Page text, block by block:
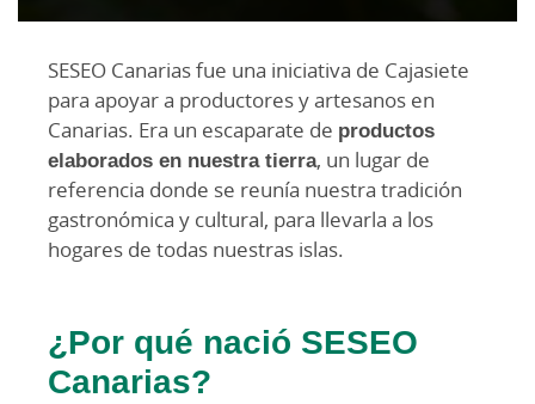
SESEO Canarias fue una iniciativa de Cajasiete
para apoyar a productores y artesanos en
Canarias. Era un escaparate de productos
elaborados en nuestra tierra, un lugar de
referencia donde se reunía nuestra tradición
gastronómica y cultural, para llevarla a los
hogares de todas nuestras islas.
¿Por qué nació SESEO
Canarias?